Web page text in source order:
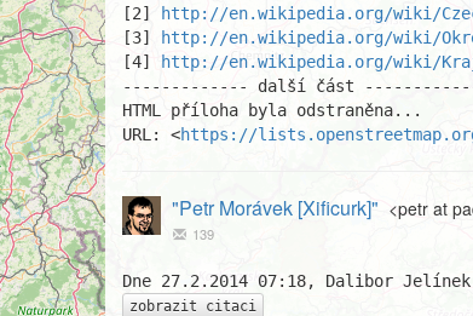
[2]
http://en.wikipedia.org/wiki/
[3]
http://en.wikipedia.org/wiki/
[4]
http://en.wikipedia.org/wiki/
------------- další část
HTML příloha byla odstraněna...
URL: <https://
"Petr Morávek [Xificurk]" <petr at
139
zobrazit citaci